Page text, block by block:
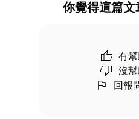
你覺得這篇文
有
沒
回報